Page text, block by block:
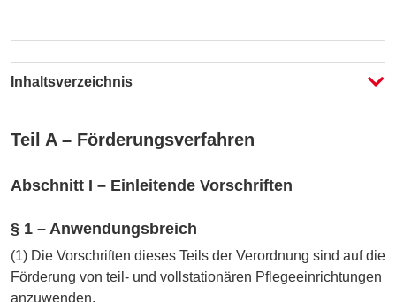
Fassung auswählen
Fassung auswählen
Inhaltsverzeichnis
Teil A – Förderungsverfahren
Abschnitt I – Einleitende Vorschriften
§ 1 – Anwendungsbreich
(1) Die Vorschriften dieses Teils der Verordnung sind auf die
Förderung von teil- und vollstationären Pflegeeinrichtungen
anzuwenden.